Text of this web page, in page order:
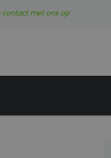
contact met ons op